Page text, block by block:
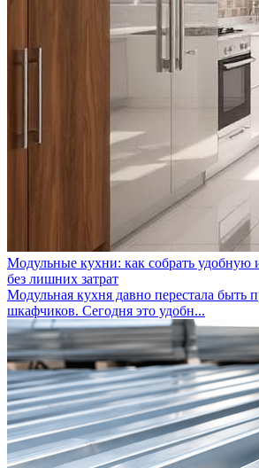
Модульные кухни: как собрать
без лишних затрат
Модульная кухня давно перестала быть
шкафчиков. Сегодня это удобн...